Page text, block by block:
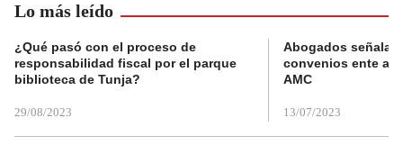
Lo más leído
¿Qué pasó con el proceso de
responsabilidad fiscal por el parque
biblioteca de Tunja?
29/08/2023
Abogados
convenios ente
AMC
13/07/2023